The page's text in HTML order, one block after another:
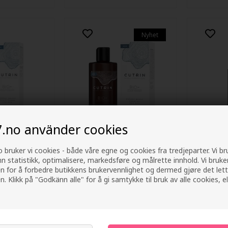
använder cookies
bruker vi cookies - både våre egne og cookies fra tredjeparter. Vi
statistikk, optimalisere, markedsføre og målrette innhold. Vi
for å forbedre butikkens brukervennlighet og dermed gjøre det
Klikk på "Godkänn alle" for å gi samtykke til bruk av alle cookies,
Men
Nyhet
Shampoo for Men 250ml
217,00 NOK
Loss
100ml
188,00